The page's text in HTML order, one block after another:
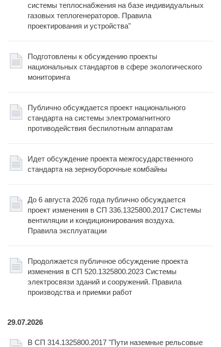
системы теплоснабжения на базе индивидуальных
газовых теплогенераторов. Правила
проектирования и устройства"
Подготовлены к обсуждению проекты
национальных стандартов в сфере экологического
мониторинга
Публично обсуждается проект национального
стандарта на системы электромагнитного
противодействия беспилотным аппаратам
Идет обсуждение проекта межгосударственного
стандарта на зерноуборочные комбайны
До 6 августа 2026 года публично обсуждается
проект изменения в СП 336.1325800.2017 Системы
вентиляции и кондиционирования воздуха.
Правила эксплуатации
Продолжается публичное обсуждение проекта
изменения в СП 520.1325800.2023 Системы
электросвязи зданий и сооружений. Правила
производства и приемки работ
29.07.2026
В СП 314.1325800.2017 "Пути наземные рельсовые